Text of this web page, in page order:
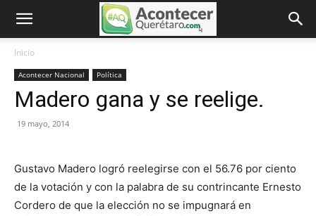
Inicio
Acontecer Nacional Política
Madero gana y se reelige.
19 mayo, 2014
Gustavo Madero logró reelegirse con el 56.76 por ciento
de la votación y con la palabra de su contrincante Ernesto
Cordero de que la elección no se impugnará en